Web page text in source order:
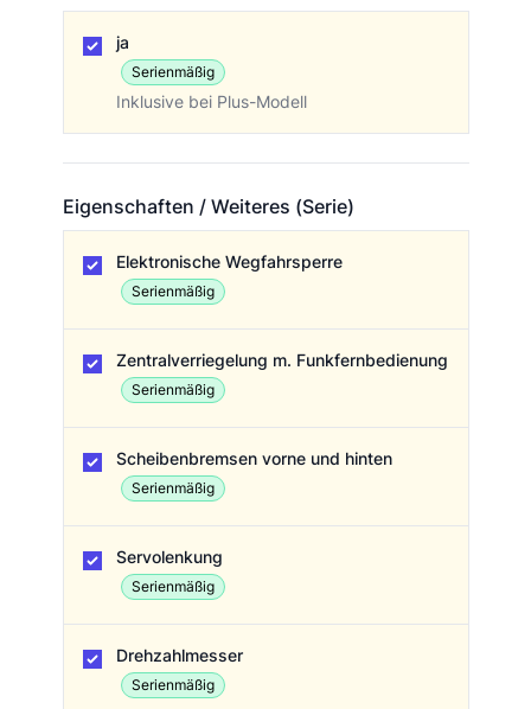
ja
Serienmäßig
Inklusive bei Plus-Modell
Eigenschaften / Weiteres (Serie)
Elektronische Wegfahrsperre
Serienmäßig
Zentralverriegelung m. Funkfernbedienung
Serienmäßig
Scheibenbremsen vorne und hinten
Serienmäßig
Servolenkung
Serienmäßig
Drehzahlmesser
Serienmäßig